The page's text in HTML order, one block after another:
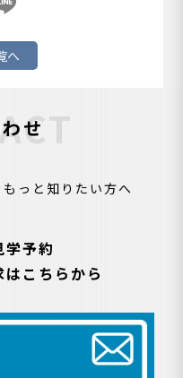
へ
せ
っと知りたい方へ
学予約
こちらから